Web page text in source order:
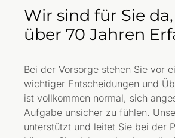
Wir sind für Sie
über 70 Jahren
Bei der Vorsorge stehen Sie vor
wichtiger Entscheidungen und
ist vollkommen normal, sich
Aufgabe unsicher zu fühlen.
unterstützt und leitet Sie bei der